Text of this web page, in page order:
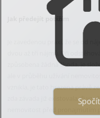
Je zavedenou praxí, že se od
dvou až tří nájmů. Při
způsobena žádná škoda, je
ale v průběhu užívání
vznikla, je tato hrazena právě
zda závada již existovala, či